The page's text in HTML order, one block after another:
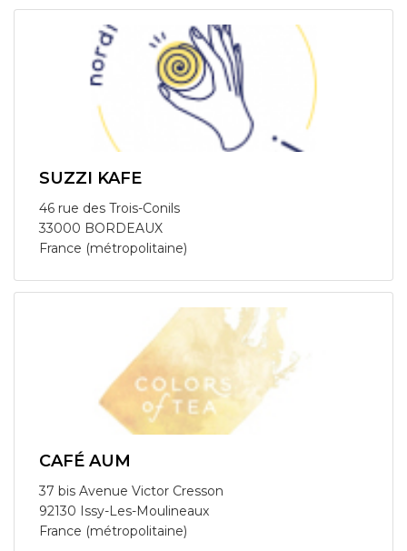
SUZZI KAFE
46 rue des Trois-Conils
33000 BORDEAUX
France (métropolitaine)
CAFÉ AUM
37 bis Avenue Victor Cresson
92130 Issy-Les-Moulineaux
France (métropolitaine)